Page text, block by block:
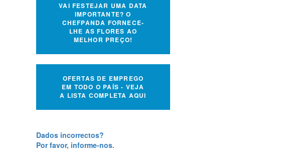
VAI FESTEJAR UMA DATA
IMPORTANTE? O
CHEFPANDA FORNECE-
LHE AS FLORES AO
MELHOR PREÇO!
OFERTAS DE EMPREGO
EM TODO O PAÍS - VEJA
A LISTA COMPLETA AQUI
Dados incorrectos?
Por favor, informe-nos.